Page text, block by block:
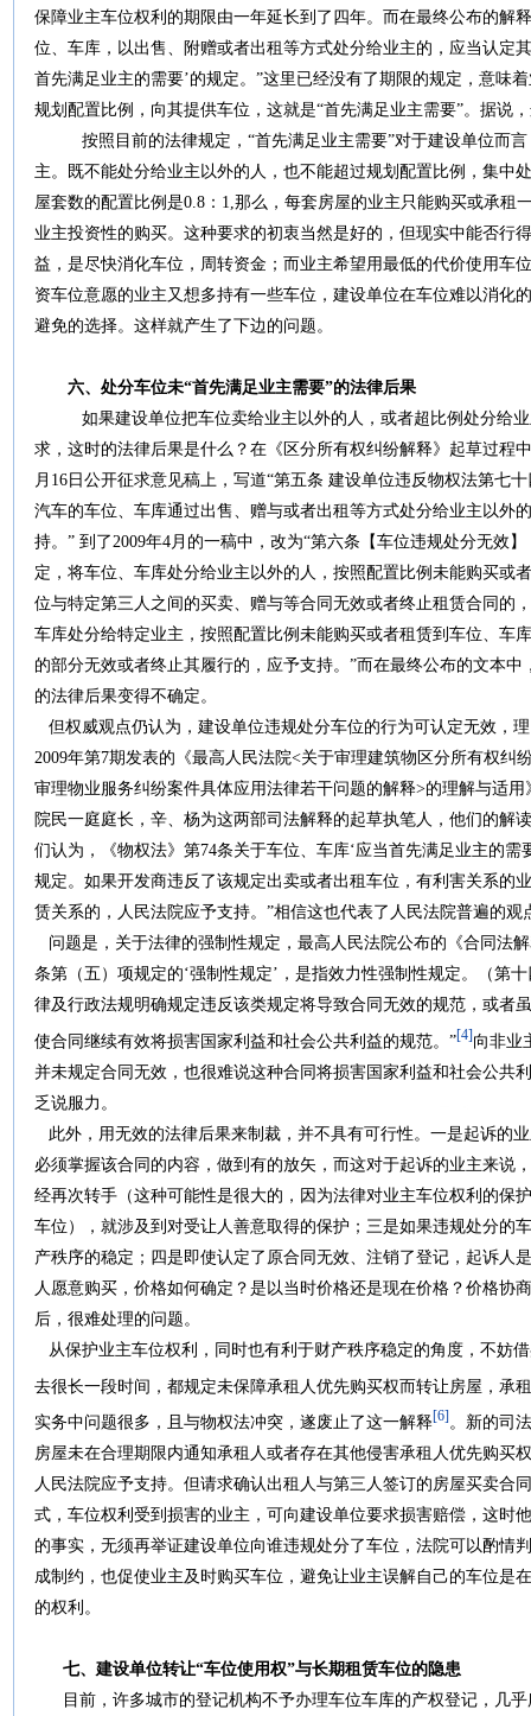
保障业主车位权利的期限由一年延长到了四年。而在最终公布的解
位、车库，以出售、附赠或者出租等方式处分给业主的，应当认定
首先满足业主的需要’的规定。”这里已经没有了期限的规定，意味
规划配置比例，向其提供车位，这就是“首先满足业主需要”。据说
按照目前的法律规定，“首先满足业主需要”对于建设单位而言
主。既不能处分给业主以外的人，也不能超过规划配置比例，集中
屋套数的配置比例是0.8：1,那么，每套房屋的业主只能购买或承租
业主投资性的购买。这种要求的初衷当然是好的，但现实中能否行
益，是尽快消化车位，周转资金；而业主希望用最低的代价使用车
资车位意愿的业主又想多持有一些车位，建设单位在车位难以消化
避免的选择。这样就产生了下边的问题。
六、处分车位未“首先满足业主需要”的法律后果
如果建设单位把车位卖给业主以外的人，或者超比例处分给业
求，这时的法律后果是什么？在《区分所有权纠纷解释》起草过程
月16日公开征求意见稿上，写道“第五条 建设单位违反物权法第七
汽车的车位、车库通过出售、赠与或者出租等方式处分给业主以外
持。” 到了2009年4月的一稿中，改为“第六条【车位违规处分无效
定，将车位、车库处分给业主以外的人，按照配置比例未能购买或
位与特定第三人之间的买卖、赠与等合同无效或者终止租赁合同的
车库处分给特定业主，按照配置比例未能购买或者租赁到车位、车
的部分无效或者终止其履行的，应予支持。”而在最终公布的文本
的法律后果变得不确定。
但权威观点仍认为，建设单位违规处分车位的行为可认定无效，
2009年第7期发表的《最高人民法院<关于审理建筑物区分所有权纠
审理物业服务纠纷案件具体应用法律若干问题的解释>的理解与适
院民一庭庭长，辛、杨为这两部司法解释的起草执笔人，他们的解
们认为，《物权法》第74条关于车位、车库‘应当首先满足业主的
规定。如果开发商违反了该规定出卖或者出租车位，有利害关系的
赁关系的，人民法院应予支持。”相信这也代表了人民法院普遍的观
问题是，关于法律的强制性规定，最高人民法院公布的《合同法
条第（五）项规定的‘强制性规定’，是指效力性强制性规定。（第
律及行政法规明确规定违反该类规定将导致合同无效的规范，或者
使合同继续有效将损害国家利益和社会公共利益的规范。”[4]向非业
并未规定合同无效，也很难说这种合同将损害国家利益和社会公共
乏说服力。
此外，用无效的法律后果来制裁，并不具有可行性。一是起诉的
必须掌握该合同的内容，做到有的放矢，而这对于起诉的业主来说
经再次转手（这种可能性是很大的，因为法律对业主车位权利的保
车位），就涉及到对受让人善意取得的保护；三是如果违规处分的
产秩序的稳定；四是即使认定了原合同无效、注销了登记，起诉人
人愿意购买，价格如何确定？是以当时价格还是现在价格？价格协
后，很难处理的问题。
从保护业主车位权利，同时也有利于财产秩序稳定的角度，不妨
去很长一段时间，都规定未保障承租人优先购买权而转让房屋，承
实务中问题很多，且与物权法冲突，遂废止了这一解释 [6] 。新的司
房屋未在合理期限内通知承租人或者存在其他侵害承租人优先购买
人民法院应予支持。但请求确认出租人与第三人签订的房屋买卖合
式，车位权利受到损害的业主，可向建设单位要求损害赔偿，这时
的事实，无须再举证建设单位向谁违规处分了车位，法院可以酌情
成制约，也促使业主及时购买车位，避免让业主误解自己的车位是
的权利。
七、建设单位转让“车位使用权”与长期租赁车位的隐患
目前，许多城市的登记机构不予办理车位车库的产权登记，几乎